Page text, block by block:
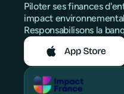
Piloter ses finances
impact
Responsabilisons la